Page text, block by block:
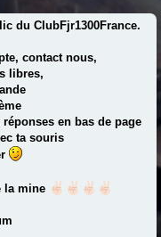
du ClubFjr1300France.
contact nous,
libres,
en bas de page
ta souris
la mine